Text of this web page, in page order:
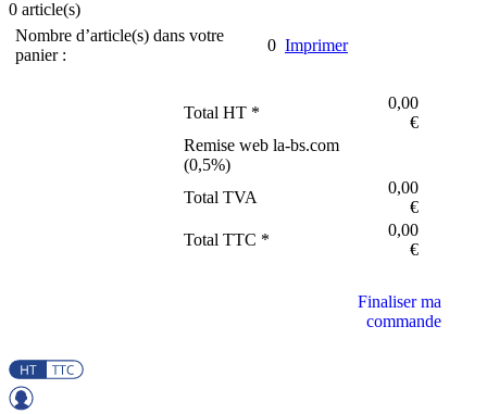
0 article(s)
Nombre d’article(s) dans votre
panier :
0 Imprimer
Total HT *
0,00
€
Remise web la-bs.com
(0,5%)
Total TVA
0,00
€
Total TTC *
0,00
€
Finaliser ma
commande